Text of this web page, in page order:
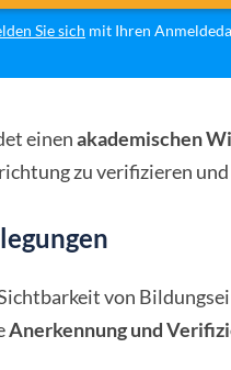
Sie sich mit Ihren
einenakademischen
zu verifizieren
von
Anerkennung und